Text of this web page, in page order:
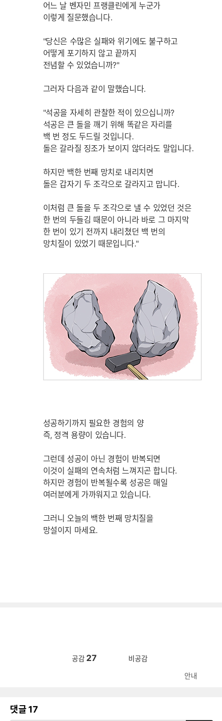
어느 날 벤자민 프랭클린에게 누군가
이렇게 질문했습니다.
"당신은 수많은 실패와 위기에도 불구하고
어떻게 포기하지 않고 끝까지
전념할 수 있었습니까?"
그러자 다음과 같이 말했습니다.
"석공을 자세히 관찰한 적이 있으십니까?
석공은 큰 돌을 깨기 위해 똑같은 자리를
백 번 정도 두드릴 것입니다.
돌은 갈라질 징조가 보이지 않더라도 말입니다.
하지만 백한 번째 망치로 내리치면
돌은 갑자기 두 조각으로 갈라지고 맙니다.
이처럼 큰 돌을 두 조각으로 낼 수 있었던 것은
한 번의 두들김 때문이 아니라 바로 그 마지막
한 번이 있기 전까지 내리쳤던 백 번의
망치질이 있었기 때문입니다."
성공하기까지 필요한 경험의 양
즉, 정격 용량이 있습니다.
그런데 성공이 아닌 경험이 반복되면
이것이 실패의 연속처럼 느껴지곤 합니다.
하지만 경험이 반복될수록 성공은 매일
여러분에게 가까워지고 있습니다.
그러니 오늘의 백한 번째 망치질을
망설이지 마세요.
공감 27 비공감
안내
댓글 17